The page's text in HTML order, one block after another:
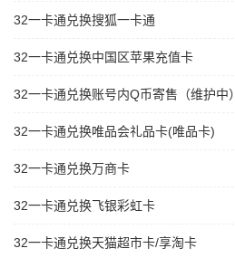
32一卡通兑换搜狐一卡通
32一卡通兑换中国区苹果充值卡
32一卡通兑换账号内Q币寄售（维护中）
32一卡通兑换唯品会礼品卡(唯品卡)
32一卡通兑换万商卡
32一卡通兑换飞银彩虹卡
32一卡通兑换天猫超市卡/享淘卡